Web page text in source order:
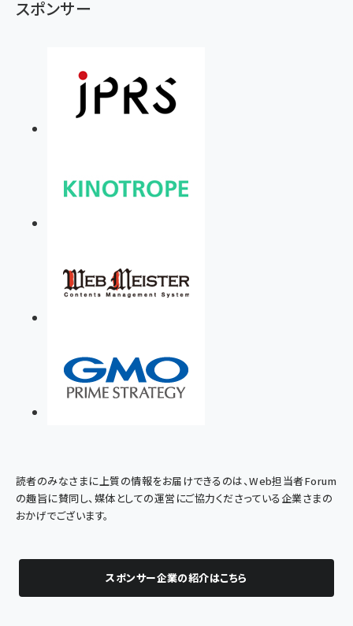
スポンサー
読者のみなさまに上質の情報をお届けできるのは、Web担当者Forum
の趣旨に賛同し、媒体としての運営にご協力くださっている企業さまの
おかげでございます。
スポンサー企業の紹介はこちら